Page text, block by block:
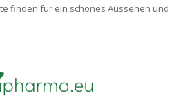
finden für ein schönes Aussehen und